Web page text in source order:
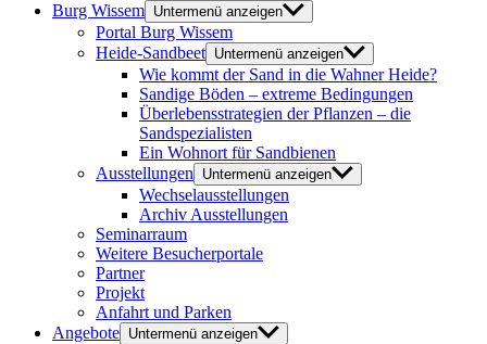
Burg Wissem Untermenü anzeigen
Portal Burg Wissem
Heide-Sandbeet Untermenü anzeigen
Wie kommt der Sand in die Wahner Heide?
Sandige Böden – extreme Bedingungen
Überlebensstrategien der Pflanzen – die
Sandspezialisten
Ein Wohnort für Sandbienen
Ausstellungen
Untermenü anzeigen
Wechselausstellungen
Archiv Ausstellungen
Seminarraum
Weitere Besucherportale
Partner
Projekt
Anfahrt und Parken
Angebote Untermenü anzeigen